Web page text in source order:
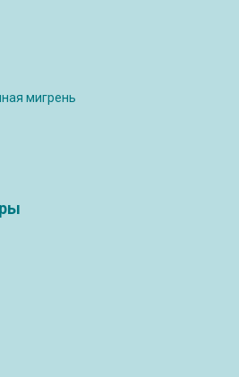
мигрень